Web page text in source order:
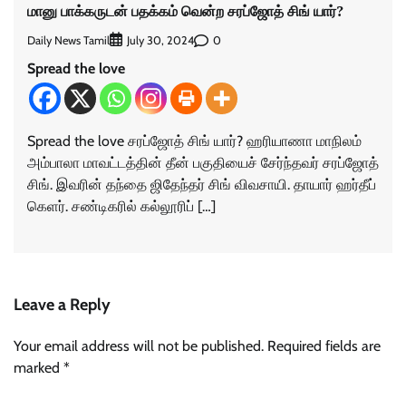
மானு பாக்கருடன் பதக்கம் வென்ற சரப்ஜோத் சிங் யார்?
Daily News Tamil July 30, 2024 0
Spread the love
Spread the love சரப்ஜோத் சிங் யார்? ஹரியாணா மாநிலம்
அம்பாலா மாவட்டத்தின் தீன் பகுதியைச் சேர்ந்தவர் சரப்ஜோத்
சிங். இவரின் தந்தை ஜிதேந்தர் சிங் விவசாயி. தாயார் ஹர்தீப்
கெளர். சண்டிகரில் கல்லூரிப் […]
Leave a Reply
Your email address will not be published. Required fields are
marked *